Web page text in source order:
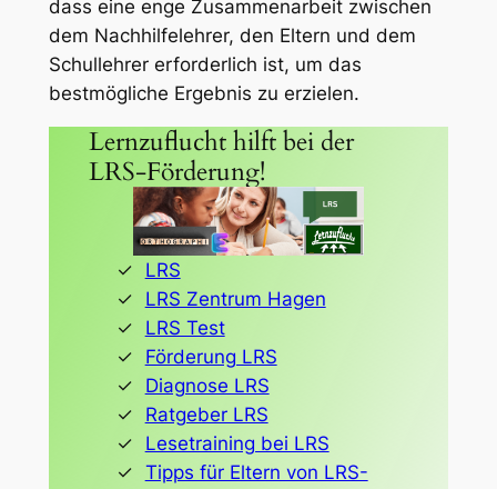
dass eine enge Zusammenarbeit zwischen
dem Nachhilfelehrer, den Eltern und dem
Schullehrer erforderlich ist, um das
bestmögliche Ergebnis zu erzielen.
Lernzuflucht hilft bei der
LRS-Förderung!
LRS
LRS Zentrum Hagen
LRS Test
Förderung LRS
Diagnose LRS
Ratgeber LRS
Lesetraining bei LRS
Tipps für Eltern von LRS-